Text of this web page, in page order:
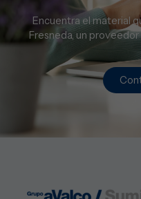
Encuentra el material
Fresneda, un